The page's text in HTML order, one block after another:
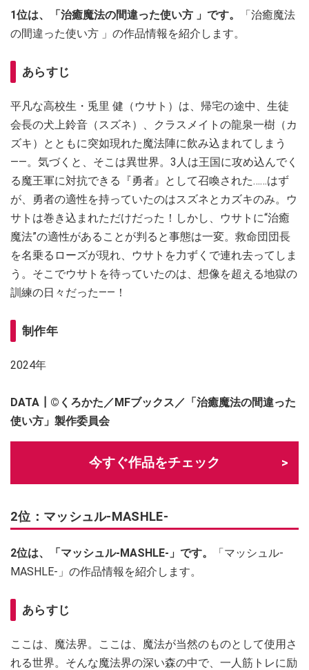
1位は、「治癒魔法の間違った使い方 」です。
「治癒魔法
の間違った使い方 」の作品情報を紹介します。
あらすじ
平凡な高校生・兎里 健（ウサト）は、帰宅の途中、生徒
会長の犬上鈴音（スズネ）、クラスメイトの龍泉一樹（カ
ズキ）とともに突如現れた魔法陣に飲み込まれてしまう
――。気づくと、そこは異世界。3人は王国に攻め込んでく
る魔王軍に対抗できる『勇者』として召喚された……はず
が、勇者の適性を持っていたのはスズネとカズキのみ。ウ
サトは巻き込まれただけだった！しかし、ウサトに“治癒
魔法”の適性があることが判ると事態は一変。救命団団長
を名乗るローズが現れ、ウサトを力ずくで連れ去ってしま
う。そこでウサトを待っていたのは、想像を超える地獄の
訓練の日々だった――！
制作年
2024年
DATA┃ ©くろかた／MFブックス／「治癒魔法の間違った
使い方」製作委員会
今すぐ作品をチェック
2位：マッシュル-MASHLE-
2位は、「マッシュル-MASHLE-」です。
「マッシュル-
MASHLE-」の作品情報を紹介します。
あらすじ
ここは、魔法界。ここは、魔法が当然のものとして使用さ
れる世界。そんな魔法界の深い森の中で、一人筋トレに励